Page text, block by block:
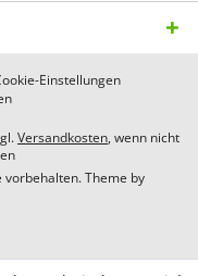
Einstellungen
Versandkosten, wenn nicht
vorbehalten. Theme by